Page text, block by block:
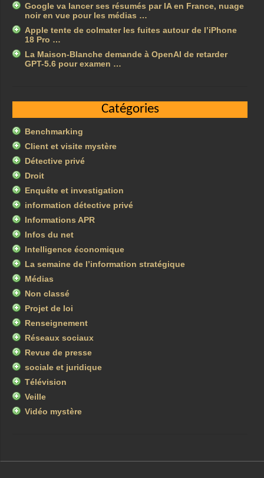
Google va lancer ses résumés par IA en France, nuage
noir en vue pour les médias …
Apple tente de colmater les fuites autour de l’iPhone
18 Pro …
La Maison-Blanche demande à OpenAI de retarder
GPT-5.6 pour examen …
Catégories
Benchmarking
Client et visite mystère
Détective privé
Droit
Enquête et investigation
information détective privé
Informations APR
Infos du net
Intelligence économique
La semaine de l’information stratégique
Médias
Non classé
Projet de loi
Renseignement
Réseaux sociaux
Revue de presse
sociale et juridique
Télévision
Veille
Vidéo mystère